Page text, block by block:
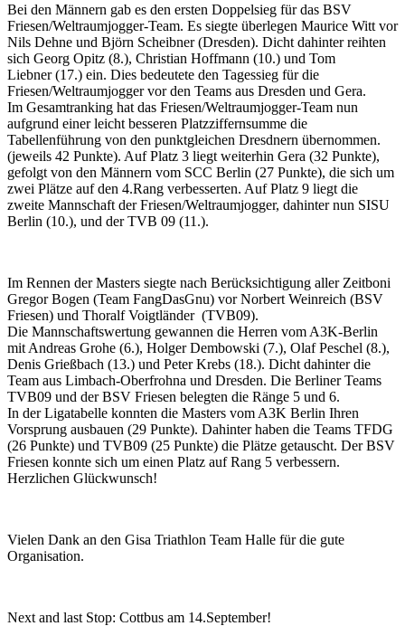
Bei den Männern gab es den ersten Doppelsieg für das BSV
Friesen/Weltraumjogger-Team. Es siegte überlegen Maurice Witt vor
Nils Dehne und Björn Scheibner (Dresden). Dicht dahinter reihten
sich Georg Opitz (8.), Christian Hoffmann (10.) und Tom
Liebner (17.) ein. Dies bedeutete den Tagessieg für die
Friesen/Weltraumjogger vor den Teams aus Dresden und Gera.
Im Gesamtranking hat das Friesen/Weltraumjogger-Team nun
aufgrund einer leicht besseren Platzziffernsumme die
Tabellenführung von den punktgleichen Dresdnern übernommen.
(jeweils 42 Punkte). Auf Platz 3 liegt weiterhin Gera (32 Punkte),
gefolgt von den Männern vom SCC Berlin (27 Punkte), die sich um
zwei Plätze auf den 4.Rang verbesserten. Auf Platz 9 liegt die
zweite Mannschaft der Friesen/Weltraumjogger, dahinter nun SISU
Berlin (10.), und der TVB 09 (11.).
Im Rennen der Masters siegte nach Berücksichtigung aller Zeitboni
Gregor Bogen (Team FangDasGnu) vor Norbert Weinreich (BSV
Friesen) und Thoralf Voigtländer (TVB09).
Die Mannschaftswertung gewannen die Herren vom A3K-Berlin
mit Andreas Grohe (6.), Holger Dembowski (7.), Olaf Peschel (8.),
Denis Grießbach (13.) und Peter Krebs (18.). Dicht dahinter die
Team aus Limbach-Oberfrohna und Dresden. Die Berliner Teams
TVB09 und der BSV Friesen belegten die Ränge 5 und 6.
In der Ligatabelle konnten die Masters vom A3K Berlin Ihren
Vorsprung ausbauen (29 Punkte). Dahinter haben die Teams TFDG
(26 Punkte) und TVB09 (25 Punkte) die Plätze getauscht. Der BSV
Friesen konnte sich um einen Platz auf Rang 5 verbessern.
Herzlichen Glückwunsch!
Vielen Dank an den Gisa Triathlon Team Halle für die gute
Organisation.
Next and last Stop: Cottbus am 14.September!